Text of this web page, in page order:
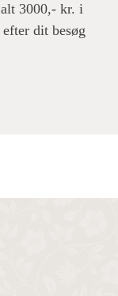
3000,- kr. i
dit besøg